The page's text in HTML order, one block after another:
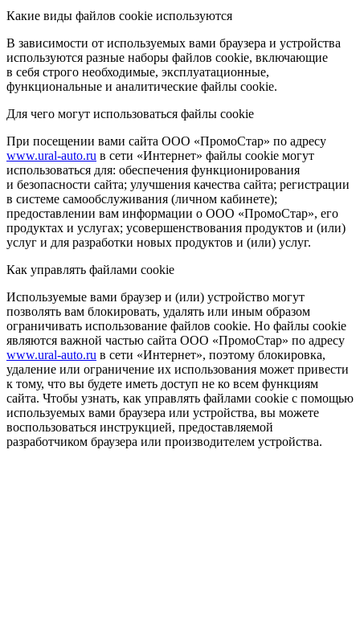
Какие виды файлов cookie используются
В зависимости от используемых вами браузера и устройства
используются разные наборы файлов cookie, включающие
в себя строго необходимые, эксплуатационные,
функциональные и аналитические файлы cookie.
Для чего могут использоваться файлы cookie
При посещении вами сайта ООО «ПромоСтар» по адресу
www.ural-auto.ru в сети «Интернет» файлы cookie могут
использоваться для: обеспечения функционирования
и безопасности сайта; улучшения качества сайта; регистрации
в системе самообслуживания (личном кабинете);
предоставлении вам информации о ООО «ПромоСтар», его
продуктах и услугах; усовершенствования продуктов и (или)
услуг и для разработки новых продуктов и (или) услуг.
Как управлять файлами cookie
Используемые вами браузер и (или) устройство могут
позволять вам блокировать, удалять или иным образом
ограничивать использование файлов cookie. Но файлы cookie
являются важной частью сайта ООО «ПромоСтар» по адресу
www.ural-auto.ru в сети «Интернет», поэтому блокировка,
удаление или ограничение их использования может привести
к тому, что вы будете иметь доступ не ко всем функциям
сайта. Чтобы узнать, как управлять файлами cookie с помощью
используемых вами браузера или устройства, вы можете
воспользоваться инструкцией, предоставляемой
разработчиком браузера или производителем устройства.